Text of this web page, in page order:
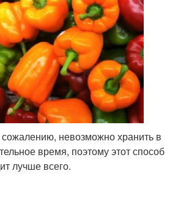
невозможно хранить в
время, поэтому этот способ
лучше всего.